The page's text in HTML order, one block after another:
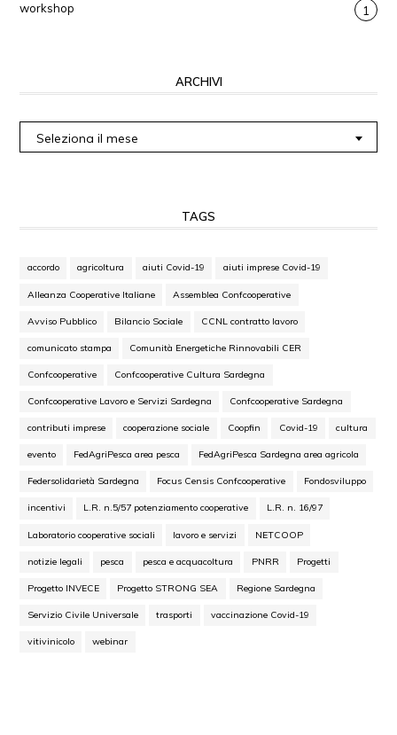
workshop 1
ARCHIVI
Seleziona il mese
TAGS
accordo agricoltura aiuti Covid-19 aiuti imprese Covid-19
Alleanza Cooperative Italiane Assemblea Confcooperative
Avviso Pubblico Bilancio Sociale CCNL contratto lavoro
comunicato stampa Comunità Energetiche Rinnovabili CER
Confcooperative Confcooperative Cultura Sardegna
Confcooperative Lavoro e Servizi Sardegna Confcooperative Sardegna
contributi imprese cooperazione sociale Coopfin Covid-19 cultura
evento FedAgriPesca area pesca FedAgriPesca Sardegna area agricola
Federsolidarietà Sardegna Focus Censis Confcooperative Fondosviluppo
incentivi L.R. n.5/57 potenziamento cooperative L.R. n. 16/97
Laboratorio cooperative sociali lavoro e servizi NETCOOP
notizie legali pesca pesca e acquacoltura PNRR Progetti
Progetto INVECE Progetto STRONG SEA Regione Sardegna
Servizio Civile Universale trasporti vaccinazione Covid-19
vitivinicolo webinar